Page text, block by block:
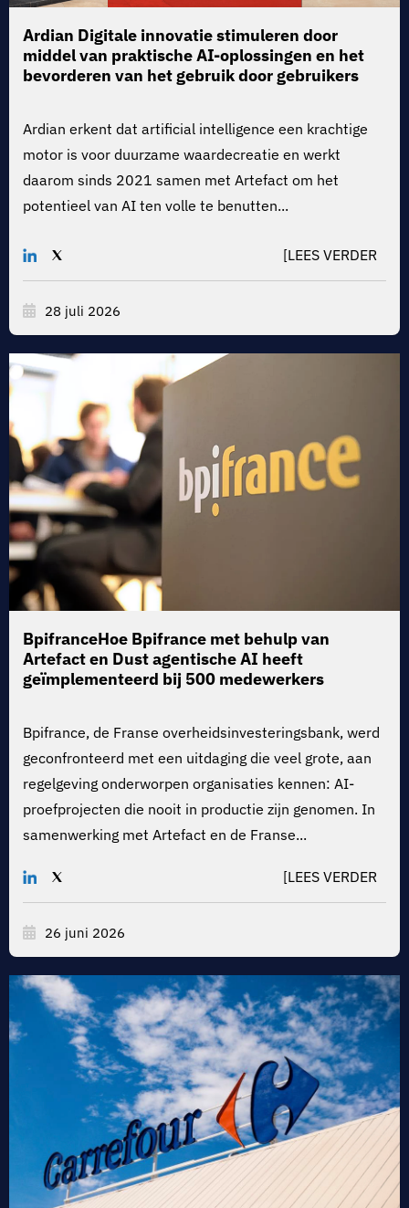
Ardian Digitale innovatie stimuleren door
middel van praktische AI-oplossingen en het
bevorderen van het gebruik door gebruikers
Ardian erkent dat artificial intelligence een krachtige
motor is voor duurzame waardecreatie en werkt
daarom sinds 2021 samen met Artefact om het
potentieel van AI ten volle te benutten...
[LEES VERDER
28 juli 2026
BpifranceHoe Bpifrance met behulp van
Artefact en Dust agentische AI heeft
geïmplementeerd bij 500 medewerkers
Bpifrance, de Franse overheidsinvesteringsbank, werd
geconfronteerd met een uitdaging die veel grote, aan
regelgeving onderworpen organisaties kennen: AI-
proefprojecten die nooit in productie zijn genomen. In
samenwerking met Artefact en de Franse...
[LEES VERDER
26 juni 2026